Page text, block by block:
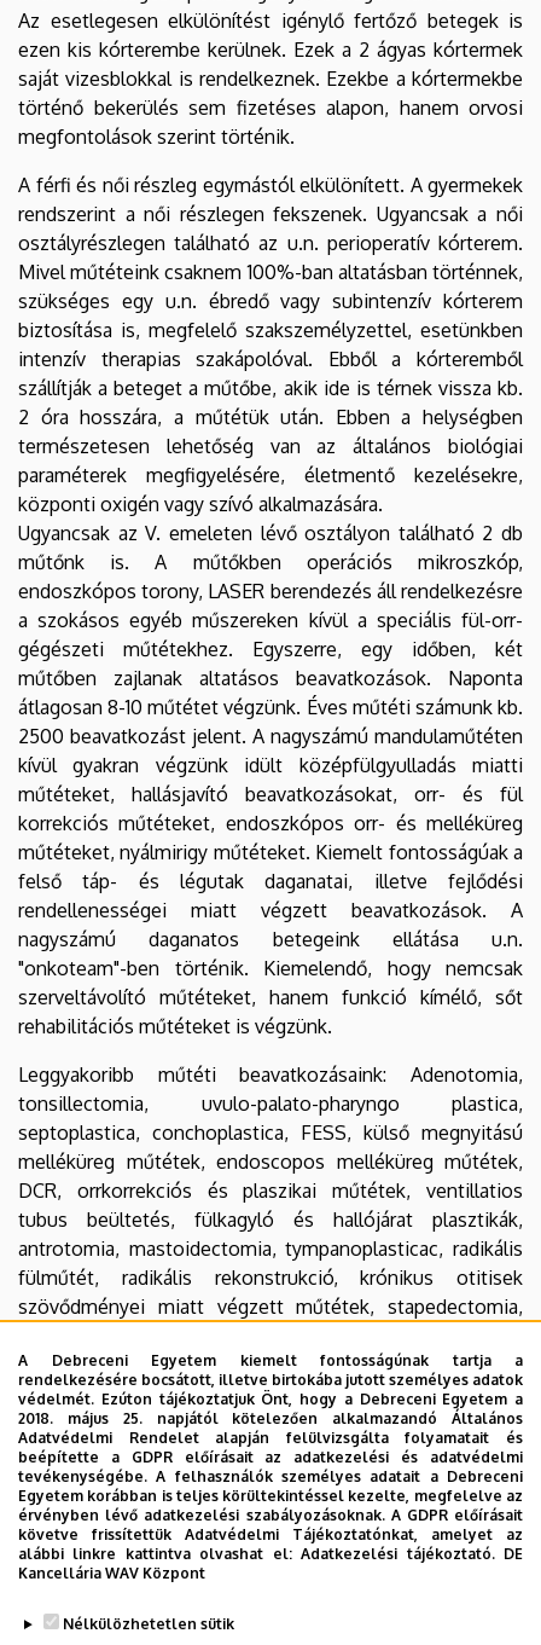
A Debreceni Egyetem kiemelt fontosságúnak tartja a
rendelkezésére bocsátott, illetve birtokába jutott személyes adatok
védelmét. Ezúton tájékoztatjuk Önt, hogy a Debreceni Egyetem a
2018. május 25. napjától kötelezően alkalmazandó Általános
Adatvédelmi Rendelet alapján felülvizsgálta folyamatait és
beépítette a GDPR előírásait az adatkezelési és adatvédelmi
tevékenységébe. A felhasználók személyes adatait a Debreceni
Egyetem korábban is teljes körültekintéssel kezelte, megfelelve az
érvényben lévő adatkezelési szabályozásoknak. A GDPR előírásait
követve frissítettük Adatvédelmi Tájékoztatónkat, amelyet az
alábbi linkre kattintva olvashat el:Adatkezelési tájékoztató. DE
Kancellária WAV Központ
Nélkülözhetetlen sütik
Az esetlegesen elkülönítést igénylő fertőző betegek is
ezen kis kórterembe kerülnek. Ezek a 2 ágyas kórtermek
saját vizesblokkal is rendelkeznek. Ezekbe a kórtermekbe
történő bekerülés sem fizetéses alapon, hanem orvosi
megfontolások szerint történik.
A férfi és női részleg egymástól elkülönített. A gyermekek
rendszerint a női részlegen fekszenek. Ugyancsak a női
osztályrészlegen található az u.n. perioperatív kórterem.
Mivel műtéteink csaknem 100%-ban altatásban történnek,
szükséges egy u.n. ébredő vagy subintenzív kórterem
biztosítása is, megfelelő szakszemélyzettel, esetünkben
intenzív therapias szakápolóval. Ebből a kórteremből
szállítják a beteget a műtőbe, akik ide is térnek vissza kb.
2 óra hosszára, a műtétük után. Ebben a helységben
természetesen lehetőség van az általános biológiai
paraméterek megfigyelésére, életmentő kezelésekre,
központi oxigén vagy szívó alkalmazására.
Ugyancsak az V. emeleten lévő osztályon található 2 db
műtőnk is. A műtőkben operációs mikroszkóp,
endoszkópos torony, LASER berendezés áll rendelkezésre
a szokásos egyéb műszereken kívül a speciális fül-orr-
gégészeti műtétekhez. Egyszerre, egy időben, két
műtőben zajlanak altatásos beavatkozások. Naponta
átlagosan 8-10 műtétet végzünk. Éves műtéti számunk kb.
2500 beavatkozást jelent. A nagyszámú mandulaműtéten
kívül gyakran végzünk idült középfülgyulladás miatti
műtéteket, hallásjavító beavatkozásokat, orr- és fül
korrekciós műtéteket, endoszkópos orr- és melléküreg
műtéteket, nyálmirigy műtéteket. Kiemelt fontosságúak a
felső táp- és légutak daganatai, illetve fejlődési
rendellenességei miatt végzett beavatkozások. A
nagyszámú daganatos betegeink ellátása u.n.
"onkoteam"-ben történik. Kiemelendő, hogy nemcsak
szerveltávolító műtéteket, hanem funkció kímélő, sőt
rehabilitációs műtéteket is végzünk.
Leggyakoribb műtéti beavatkozásaink: Adenotomia,
tonsillectomia, uvulo-palato-pharyngo plastica,
septoplastica, conchoplastica, FESS, külső megnyitású
melléküreg műtétek, endoscopos melléküreg műtétek,
DCR, orrkorrekciós és plaszikai műtétek, ventillatios
tubus beültetés, fülkagyló és hallójárat plasztikák,
antrotomia, mastoidectomia, tympanoplasticac, radikális
fülműtét, radikális rekonstrukció, krónikus otitisek
szövődményei miatt végzett műtétek, stapedectomia,
parotis műtétek, medialis és lateralis nyaki cystak és
fistulák műtétei, tracheotomiak, mikrolaryngoscopiak,
LASER asszisztált endolaryngealis microcirurgia,
oesophagoscopiak, funkcionalis, partialis gége resectiok,
total laryngectomiak, partialis hypopharyngectomiak,
cervicalis oesophagectomia, hangprotézis implantáció,
pectoralis musculocutan lebeny plasztikák, funkcionalis,
szelektív és radikális block dissectio
Legutóbb frissítve: 2022. 01. 13. 10:40